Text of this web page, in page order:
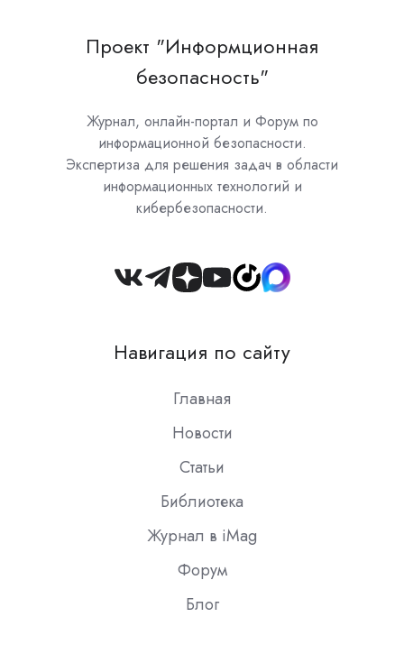
Проект "Информционная
безопасность"
Журнал, онлайн-портал и Форум по
информационной безопасности.
Экспертиза для решения задач в области
информационных технологий и
кибербезопасности.
Join
Slack
Навигация по сайту
Главная
Новости
Статьи
Библиотека
Журнал в iMag
Форум
Блог